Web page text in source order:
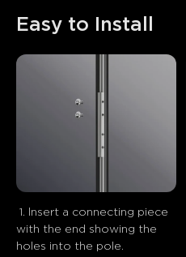
Easy to Install
with the end showing the
holes into the pole.